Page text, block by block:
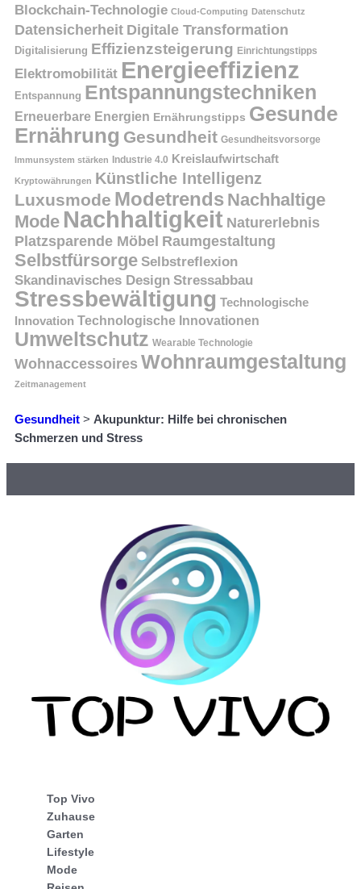
Blockchain-Technologie Cloud-Computing Datenschutz
Datensicherheit Digitale Transformation
Digitalisierung Effizienzsteigerung Einrichtungstipps
Elektromobilität Energieeffizienz
Entspannung Entspannungstechniken
Erneuerbare Energien Ernährungstipps Gesunde
Ernährung Gesundheit Gesundheitsvorsorge
Immunsystem stärken Industrie 4.0 Kreislaufwirtschaft
Kryptowährungen Künstliche Intelligenz
Luxusmode Modetrends Nachhaltige
Mode Nachhaltigkeit Naturerlebnis
Platzsparende Möbel Raumgestaltung
Selbstfürsorge Selbstreflexion
Skandinavisches Design Stressabbau
Stressbewältigung Technologische
Innovation Technologische Innovationen
Umweltschutz Wearable Technologie
Wohnaccessoires Wohnraumgestaltung
Zeitmanagement
Gesundheit > Akupunktur: Hilfe bei chronischen
Schmerzen und Stress
Top Vivo
Zuhause
Garten
Lifestyle
Mode